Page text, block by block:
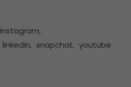
instagram,
linkedin, snapchat, youtube